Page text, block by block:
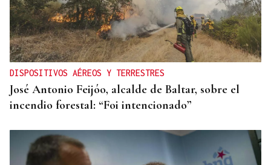
DISPOSITIVOS AÉREOS Y TERRESTRES
José Antonio Feijóo, alcalde de Baltar, sobre el
incendio forestal: “Foi intencionado”